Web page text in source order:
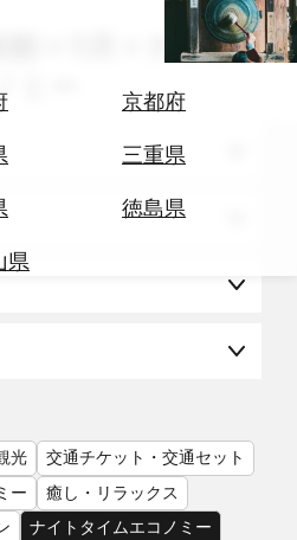
京都府
三重県
徳島県
県
館 × 11月 × ナイト
ミー
光
交通チケット・交通セット
ー
癒し・リラックス
ナイトタイムエコノミー